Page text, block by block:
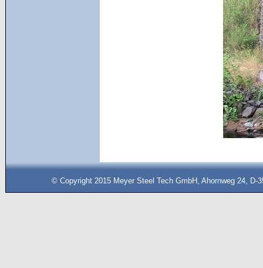
© Copyright 2015 Meyer Steel Tech GmbH, Ahornweg 24, D-